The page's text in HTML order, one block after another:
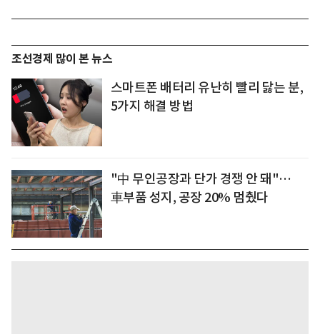
조선경제 많이 본 뉴스
스마트폰 배터리 유난히 빨리 닳는 분,
5가지 해결 방법
"中 무인공장과 단가 경쟁 안 돼"…
車부품 성지, 공장 20% 멈췄다